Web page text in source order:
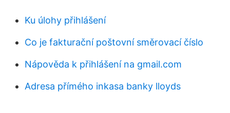
Ku úlohy přihlášení
Co je fakturační poštovní směrovací číslo
Nápověda k přihlášení na gmail.com
Adresa přímého inkasa banky lloyds